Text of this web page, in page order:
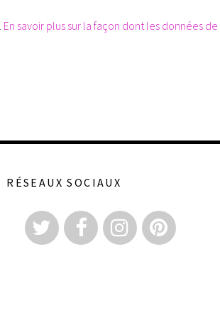
En savoir plus sur la façon dont les données de
RÉSEAUX SOCIAUX